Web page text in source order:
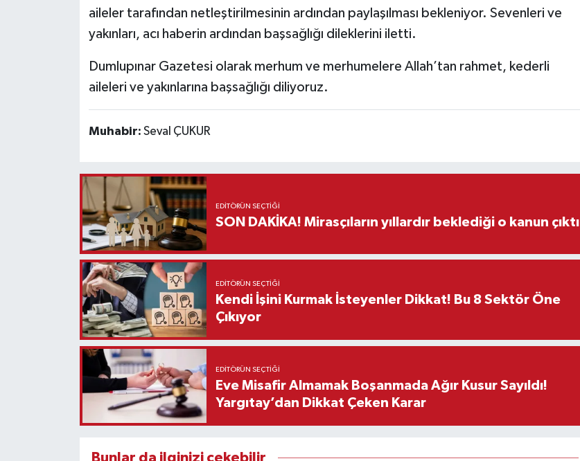
aileler tarafından netleştirilmesinin ardından paylaşılması bekleniyor. Sevenleri ve
yakınları, acı haberin ardından başsağlığı dileklerini iletti.
Dumlupınar Gazetesi olarak merhum ve merhumelere Allah’tan rahmet, kederli
aileleri ve yakınlarına başsağlığı diliyoruz.
Muhabir: Seval ÇUKUR
EDITÖRÜN SEÇTIĞI
SON DAKİKA! Mirasçıların yıllardır beklediği o kanun çıktı
EDITÖRÜN SEÇTIĞI
Kendi İşini Kurmak İsteyenler Dikkat! Bu 8 Sektör Öne
Çıkıyor
EDITÖRÜN SEÇTIĞI
Eve Misafir Almamak Boşanmada Ağır Kusur Sayıldı!
Yargıtay’dan Dikkat Çeken Karar